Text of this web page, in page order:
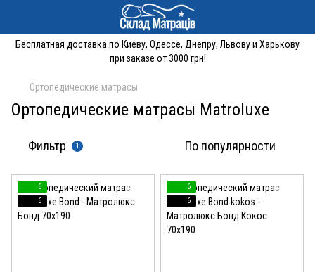
Бесплатная доставка по Киеву, Одессе, Днепру, Львову и Харькову
при заказе от 3000 грн!
Ортопедические матрасы
Ортопедические матрасы Matroluxe
Фильтр 1 По популярности
6
6
6
6